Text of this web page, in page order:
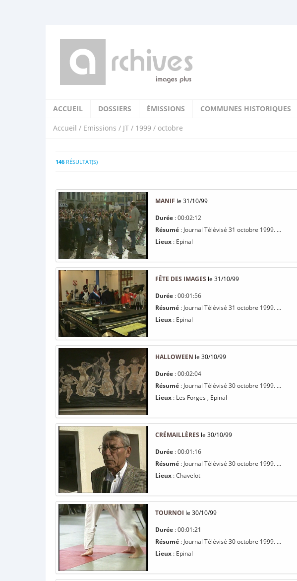
ACCUEIL DOSSIERS ÉMISSIONS COMMUNES HISTORIQUES
Accueil / Emissions / JT / 1999 / octobre
146 RÉSULTAT(S)
MANIF le 31/10/99
Durée : 00:02:12
Résumé : Journal Télévisé 31 octobre 1999. ...
Lieux : Epinal
FÊTE DES IMAGES le 31/10/99
Durée : 00:01:56
Résumé : Journal Télévisé 31 octobre 1999. ...
Lieux : Epinal
HALLOWEEN le 30/10/99
Durée : 00:02:04
Résumé : Journal Télévisé 30 octobre 1999. ...
Lieux : Les Forges , Epinal
CRÉMAILLÈRES le 30/10/99
Durée : 00:01:16
Résumé : Journal Télévisé 30 octobre 1999. ...
Lieux : Chavelot
TOURNOI le 30/10/99
Durée : 00:01:21
Résumé : Journal Télévisé 30 octobre 1999. ...
Lieux : Epinal